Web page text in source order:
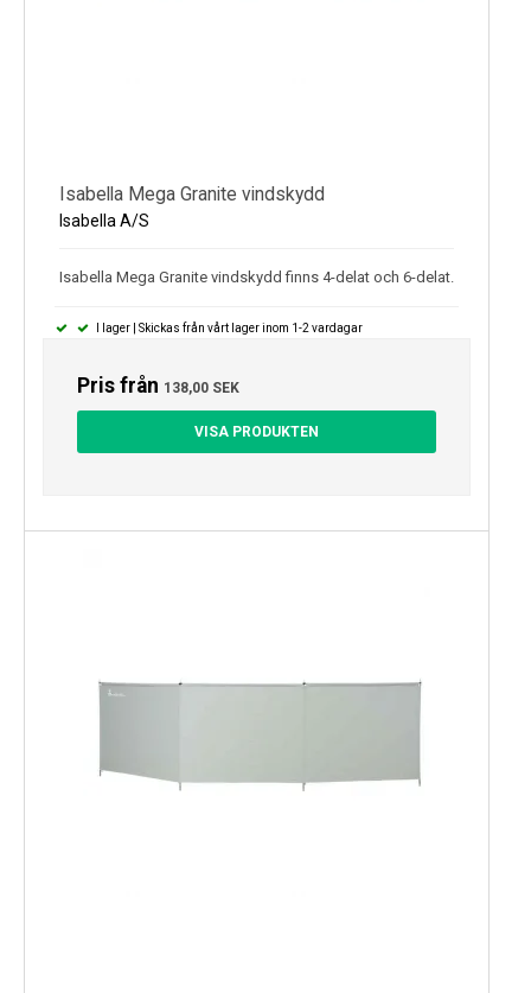
Isabella Mega Granite vindskydd
Isabella A/S
Isabella Mega Granite vindskydd finns 4-delat och 6-delat.
I lager | Skickas från vårt lager inom 1-2 vardagar
Pris från 138,00 SEK
VISA PRODUKTEN